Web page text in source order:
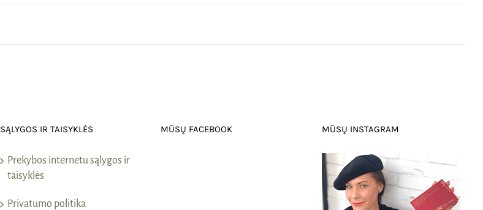
SĄLYGOS IR TAISYKLĖS
Prekybos internetu sąlygos ir
taisyklės
Privatumo politika
MŪSŲ FACEBOOK MŪSŲ INSTAGRAM